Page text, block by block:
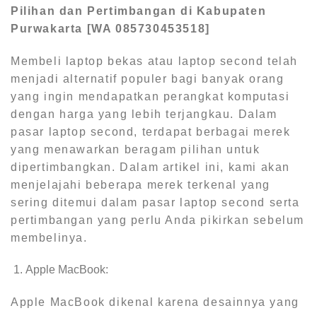
Pilihan dan Pertimbangan di Kabupaten
Purwakarta [WA 085730453518]
Membeli laptop bekas atau laptop second telah
menjadi alternatif populer bagi banyak orang
yang ingin mendapatkan perangkat komputasi
dengan harga yang lebih terjangkau. Dalam
pasar laptop second, terdapat berbagai merek
yang menawarkan beragam pilihan untuk
dipertimbangkan. Dalam artikel ini, kami akan
menjelajahi beberapa merek terkenal yang
sering ditemui dalam pasar laptop second serta
pertimbangan yang perlu Anda pikirkan sebelum
membelinya.
Apple MacBook:
Apple MacBook dikenal karena desainnya yang